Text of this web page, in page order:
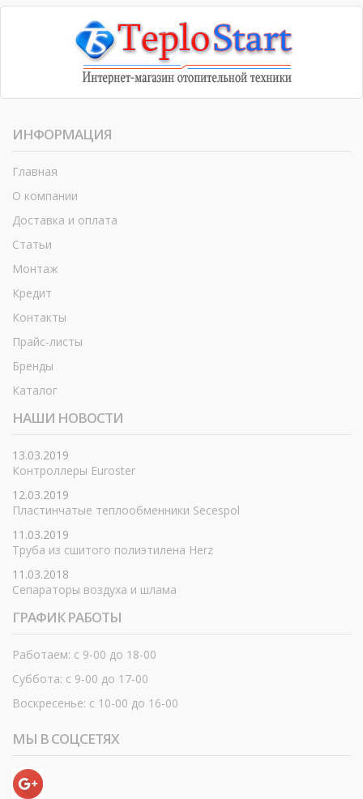
ИНФОРМАЦИЯ
Главная
О компании
Доставка и оплата
Статьи
Монтаж
Кредит
Контакты
Прайс-листы
Бренды
Каталог
НАШИ НОВОСТИ
13.03.2019
Контроллеры Euroster
12.03.2019
Пластинчатые теплообменники Secespol
11.03.2019
Труба из сшитого полиэтилена Herz
11.03.2018
Сепараторы воздуха и шлама
ГРАФИК РАБОТЫ
Работаем: с 9-00 до 18-00
Суббота: с 9-00 до 17-00
Воскресенье: с 10-00 до 16-00
МЫ В СОЦСЕТЯХ